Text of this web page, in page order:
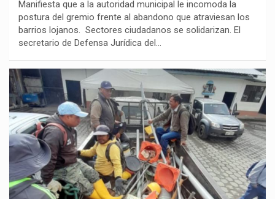
Manifiesta que a la autoridad municipal le incomoda la
postura del gremio frente al abandono que atraviesan los
barrios lojanos. Sectores ciudadanos se solidarizan. El
secretario de Defensa Jurídica del…